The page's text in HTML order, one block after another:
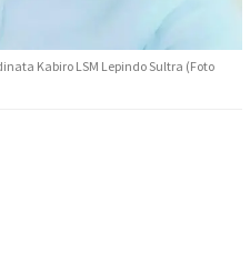
Kabiro LSM Lepindo Sultra (Foto